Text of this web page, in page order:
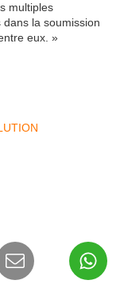
multiples
la soumission
eux. »